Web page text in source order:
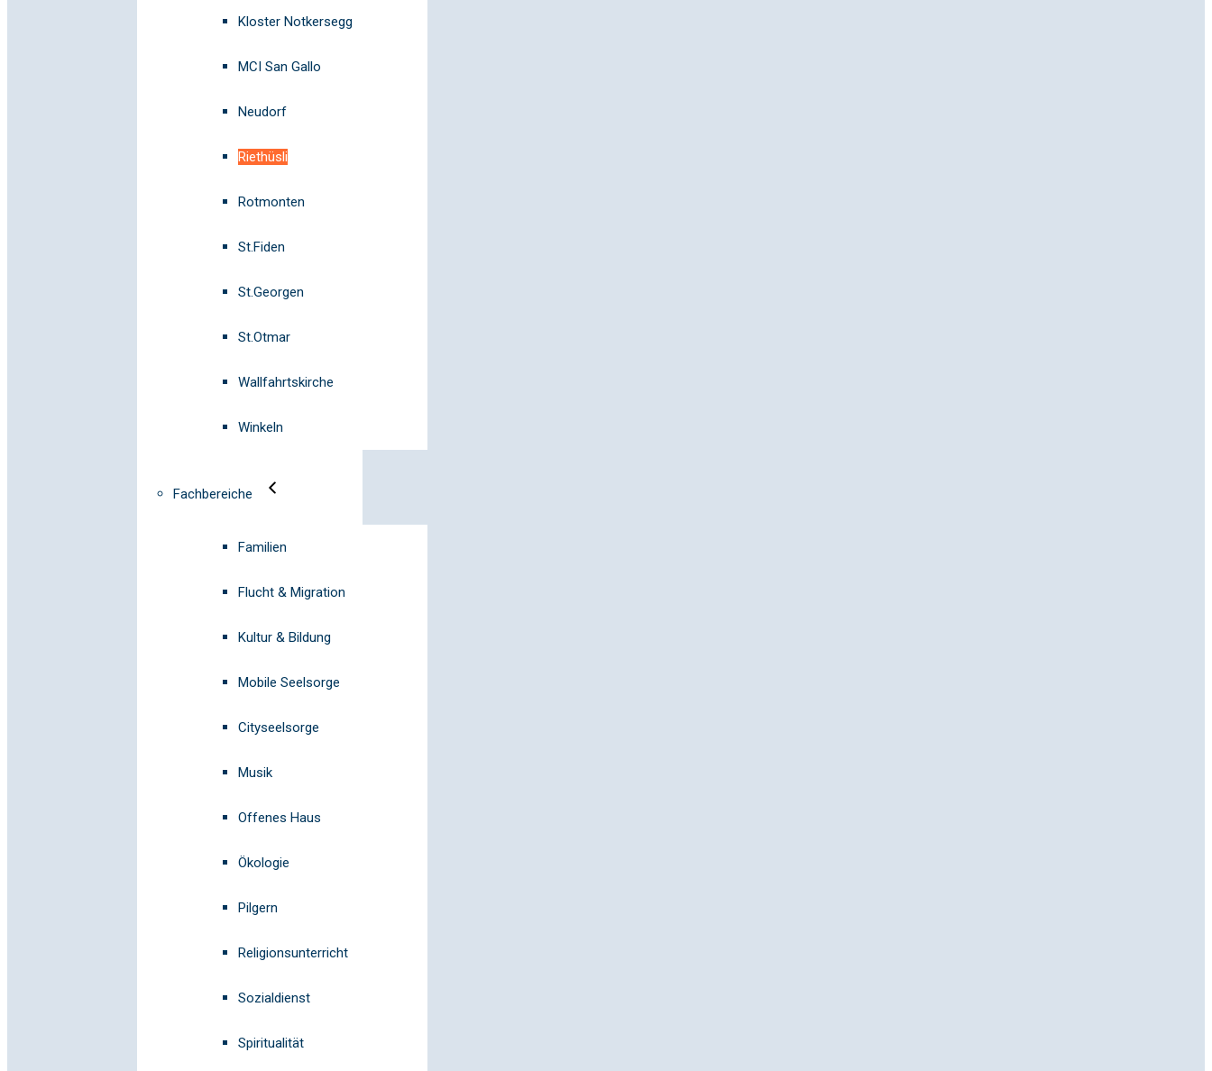
Kloster Notkersegg
MCI San Gallo
Neudorf
Riethüsli
Rotmonten
St.Fiden
St.Georgen
St.Otmar
Wallfahrtskirche
Winkeln
Fachbereiche
Familien
Flucht & Migration
Kultur & Bildung
Mobile Seelsorge
Cityseelsorge
Musik
Offenes Haus
Ökologie
Pilgern
Religionsunterricht
Sozialdienst
Spiritualität